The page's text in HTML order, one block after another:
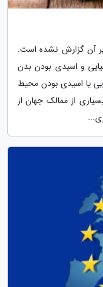
آن گزارش نشده است.
و اسیدی بودن بدن
یا اسیدی بودن محیط
از ممالک جهان از